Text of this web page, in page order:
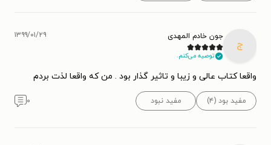
ج
جون خادم المهدی
توصیه می‌کنم.
۱۳۹۹/۰۱/۲۹
واقعا کتاب عالی و زیبا و تاثیر گذار بود . من که واقعا لذت بردم
مفید بود (۴) مفید نبود ۰